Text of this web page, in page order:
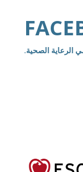
الرعاية الصحية.